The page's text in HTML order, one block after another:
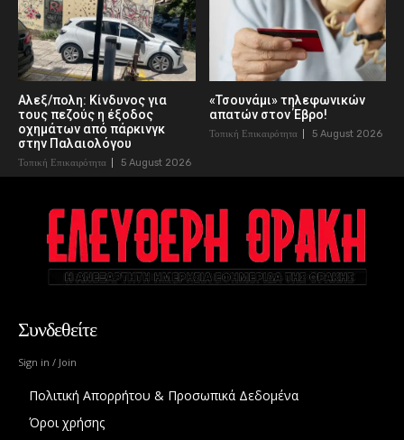
Αλεξ/πολη: Κίνδυνος για
τους πεζούς η έξοδος
οχημάτων από πάρκινγκ
στην Παλαιολόγου
Τοπική Επικαιρότητα 5 August 2026
«Τσουνάμι» τηλεφωνικών
απατών στον Έβρο!
Τοπική Επικαιρότητα 5 August 2026
Συνδεθείτε
Sign in / Join
Πολιτική Απορρήτου & Προσωπικά Δεδομένα
Όροι χρήσης